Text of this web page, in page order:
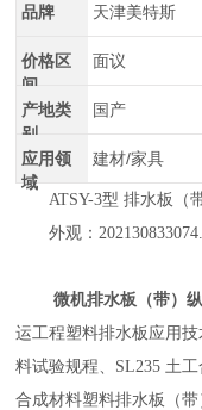
品牌 天津美特斯
价格区
间
面议
产地类
别
国产
应用领
域
建材/家具
ATSY-3型 排水板（
外观：
微机排水板（带）
运工程塑料排水板应用
料试验规程、 SL235 土
合成材料塑料排水板（带